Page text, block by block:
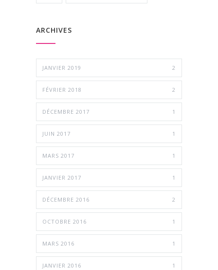
ARCHIVES
JANVIER 2019 2
FÉVRIER 2018 2
DÉCEMBRE 2017 1
JUIN 2017 1
MARS 2017 1
JANVIER 2017 1
DÉCEMBRE 2016 2
OCTOBRE 2016 1
MARS 2016 1
JANVIER 2016 1